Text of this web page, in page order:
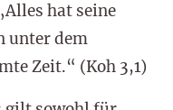
hat seine
unter dem
Zeit.“ (Koh 3,1)